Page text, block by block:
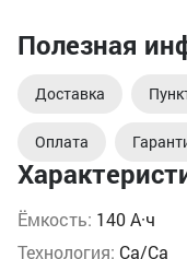
Ёмкость: 140 А·ч
Технология: Ca/Ca
Полезная
Доставка
Оплата